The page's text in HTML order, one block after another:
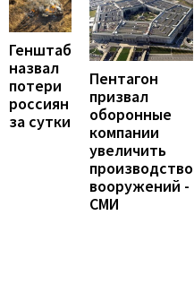
Генштаб
назвал
потери
россиян
за сутки
Пентагон
призвал
оборонные
компании
увеличить
производство
вооружений -
СМИ